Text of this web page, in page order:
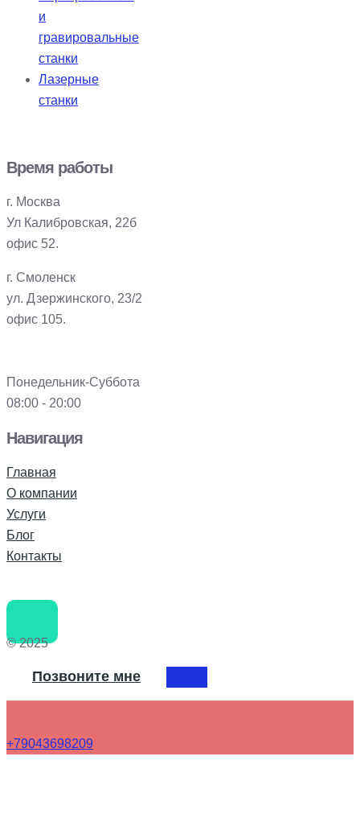
и
гравировальные
станки
Лазерные
станки
Время работы
г. Москва
Ул Калибровская, 22б
офис 52.
г. Смоленск
ул. Дзержинского, 23/2
офис 105.
Понедельник-Суббота
08:00 - 20:00
Навигация
Главная
О компании
Услуги
Блог
Контакты
© 2025
Позвоните мне
+79043698209